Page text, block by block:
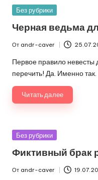
Опубликовано
Без рубрики
Черная ведьма
Запись
от
От andr-caver
Первое правило невесты
перечить! Да. Именно так.
Читать далее
Опубликовано
Без рубрики
Фиктивный брак
Запись
От andr-caver